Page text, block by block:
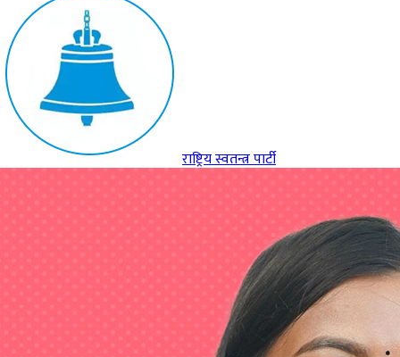
राष्ट्रिय स्वतन्त्र पार्टी